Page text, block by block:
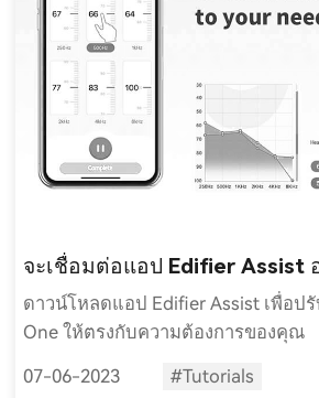
จะเชื่อมต่อแอป Edifier Assist
ดาวน์โหลดแอป Edifier Assist เพื่อป
One ให้ตรงกับความต้องการของคุณ
07-06-2023 #Tutorials